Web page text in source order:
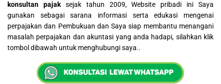
konsultan pajaksejak tahun 2009, Website pribadi ini Saya
gunakan sebagai sarana informasi serta edukasi mengenai
perpajakan dan Pembukuan dan Saya siap membantu menangani
masalah perpajakan dan akuntasi yang anda hadapi, silahkan klik
tombol dibawah untuk menghubungi saya..